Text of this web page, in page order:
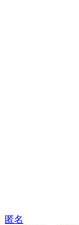
匿名